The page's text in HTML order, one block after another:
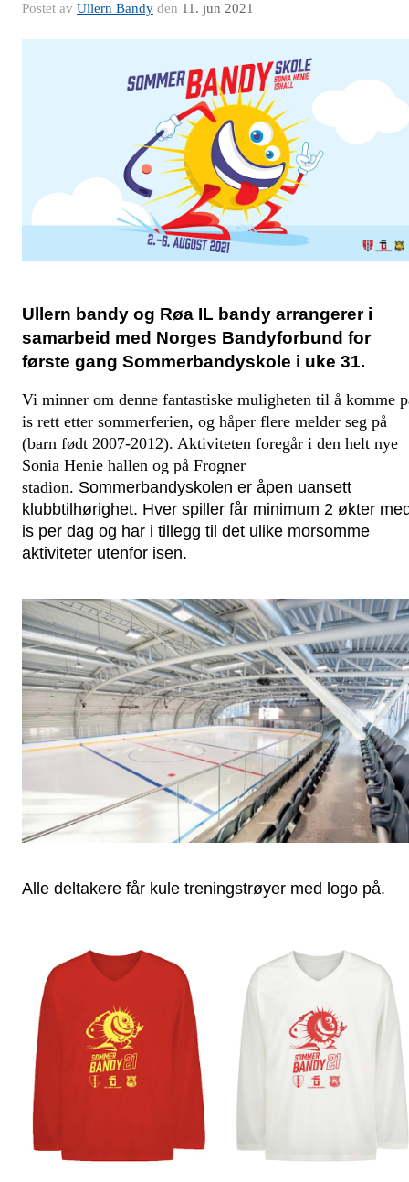
Postet av Ullern Bandy den 11. jun 2021
Ullern bandy og Røa IL bandy arrangerer i
samarbeid med Norges Bandyforbund for
første gang Sommerbandyskole i uke 31.
Vi minner om denne fantastiske muligheten til å komme
is rett etter sommerferien, og håper flere melder seg på
(barn født 2007-2012). Aktiviteten foregår i den helt nye
Sonia Henie hallen og på Frogner
stadion. Sommerbandyskolen er åpen uansett
klubbtilhørighet. Hver spiller får minimum 2 økter
is per dag og har i tillegg til det ulike morsomme
aktiviteter utenfor isen.
Alle deltakere får kule treningstrøyer med logo på.